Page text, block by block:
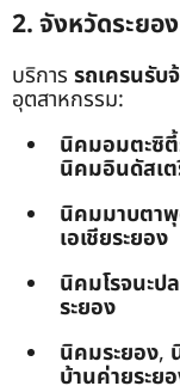
2. จังหวัดระยอ
บริการ รถเครนรับ
อุตสาหกรรม:
นิคมอมตะซิตี้
นิคมอินดัสเต
นิคมมาบตา
เอเชียระยอง
นิคมโรจนะป
ระยอง
นิคมระยอง,
บ้านค่ายระย